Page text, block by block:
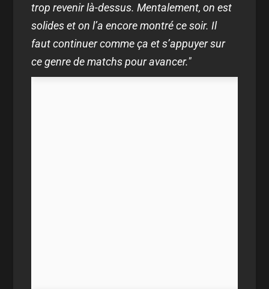
trop revenir là-dessus. Mentalement, on est
solides et on l’a encore montré ce soir. Il
faut continuer comme ça et s’appuyer sur
ce genre de matchs pour avancer."